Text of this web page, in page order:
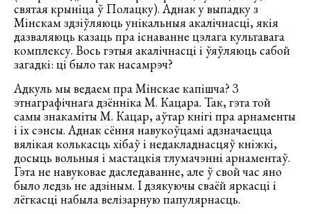
святая крыніца ў Полацку). Аднак у выпадку з
Мінскам здзіўляюць унікальныя акалічнасці, якія
дазваляюць казаць пра існаванне цэлага культавага
комплексу. Вось гэтыя акалічнасці і ўяўляюць сабой
загадкі: ці было так насамрэч?
Адкуль мы ведаем пра Мінскае капішча? З
этнаграфічнага дзённіка М. Кацара. Так, гэта той
самы знакаміты М. Кацар, аўтар кнігі пра арнаменты
і іх сэнсы. Аднак сёння навукоўцамі адзначаецца
вялікая колькасць хібаў і недакладнасцяў кніжкі,
досыць вольныя і мастацкія тлумачэнні арнаментаў.
Гэта не навуковае даследаванне, але ў свой час яно
было ледзь не адзіным. І дзякуючы сваёй яркасці і
лёгкасці набыла велізарную папулярнасць.